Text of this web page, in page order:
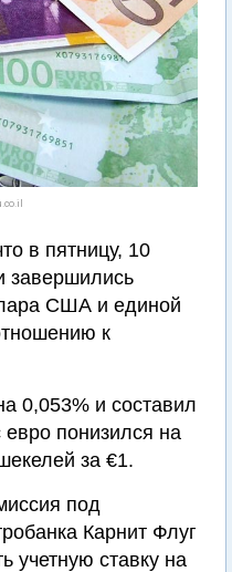
в пятницу, 10
завершились
США и единой
к
0,053% и составил
понизился на
за €1.
под
Карнит Флуг
учетную ставку на